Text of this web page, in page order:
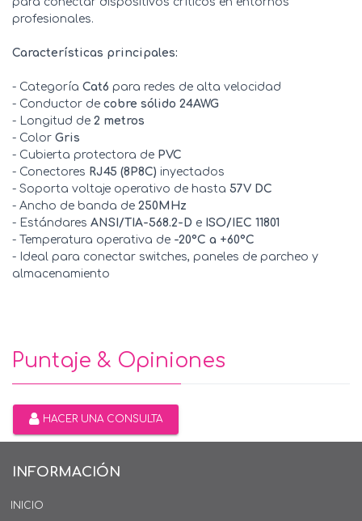
profesionales.
Características principales:
- Categoría Cat6 para redes de alta velocidad
- Conductor de cobre sólido 24AWG
- Longitud de 2 metros
- Color Gris
- Cubierta protectora de PVC
- Conectores RJ45 (8P8C) inyectados
- Soporta voltaje operativo de hasta 57V DC
- Ancho de banda de 250MHz
- Estándares ANSI/TIA-568.2-D e ISO/IEC 11801
- Temperatura operativa de -20°C a +60°C
- Ideal para conectar switches, paneles de parcheo y
almacenamiento
Puntaje & Opiniones
HACER UNA CONSULTA
INFORMACIÓN
INICIO